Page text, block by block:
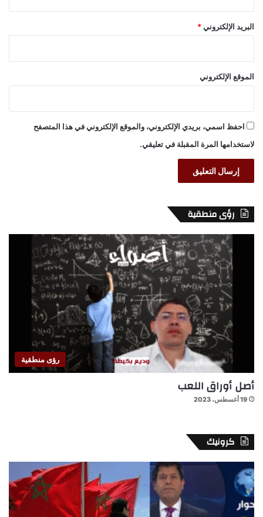
البريد الإلكتروني *
الموقع الإلكتروني
احفظ اسمي، بريدي الإلكتروني، والموقع الإلكتروني في هذا المتصفح
لاستخدامها المرة المقبلة في تعليقي.
رؤى منطقية
رؤى منطقية
أصل أوراق اللعب
19 أغسطس، 2023
كرونيك